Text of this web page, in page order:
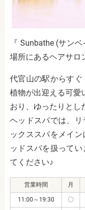
『 Sunbathe (サン
場所にあるヘアサロ
代官山の駅からす
植物が出迎える可愛
おり、ゆったりとし
ヘッドスパでは、
ックススパをメイ
ッドスパを扱って
てください♪
営業時間 月
11:00～19:30 〇